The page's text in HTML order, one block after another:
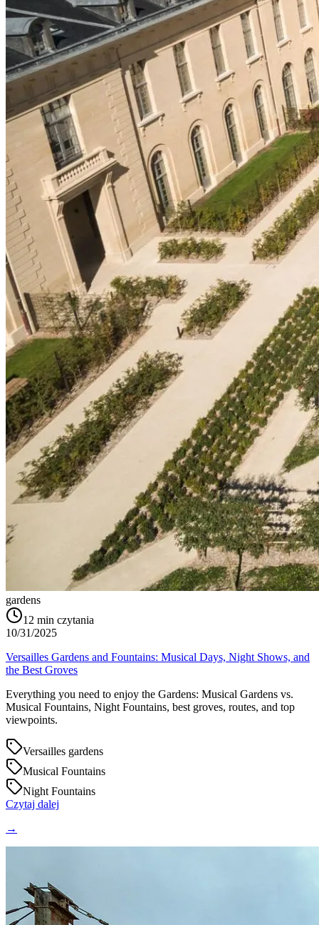
gardens
12 min czytania
10/31/2025
Versailles Gardens and Fountains: Musical Days, Night Shows, and
the Best Groves
Everything you need to enjoy the Gardens: Musical Gardens vs.
Musical Fountains, Night Fountains, best groves, routes, and top
viewpoints.
Versailles gardens
Musical Fountains
Night Fountains
Czytaj dalej
→